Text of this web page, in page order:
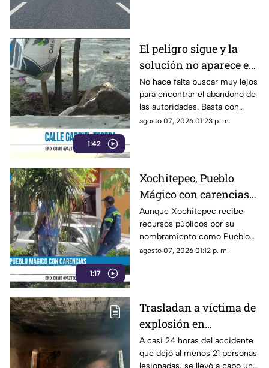
1:42
El peligro sigue y la
solución no aparece en
el municipio de
Yautepec
No hace falta buscar muy lejos
para encontrar el abandono de
las autoridades. Basta con
recorrer la calle Gabriel Tepepa
agosto 07, 2026 01:23 p. m.
1:17
Xochitepec, Pueblo
Mágico con carencias
en la zona Centro
Aunque Xochitepec recibe
recursos públicos por su
nombramiento como Pueblo
Mágico, en el primer cuadro
agosto 07, 2026 01:12 p. m.
Trasladan a víctima de
explosión en
Cuernavaca a hospital
especializado
A casi 24 horas del accidente
que dejó al menos 21 personas